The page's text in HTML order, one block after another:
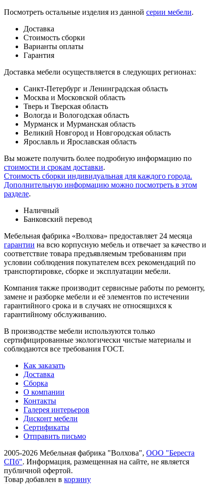
Посмотреть остальные изделия из данной серии мебели.
Доставка
Стоимость сборки
Варианты оплаты
Гарантия
Доставка мебели осуществляется в следующих регионах:
Санкт-Петербург и Ленинградская область
Москва и Московской область
Тверь и Тверская область
Вологда и Вологодская область
Мурманск и Мурманская область
Великий Новгород и Новгородская область
Ярославль и Ярославская область
Вы можете получить более подробную информацию по
стоимости и срокам доставки.
Стоимость сборки индивидуальная для каждого города.
Дополнительную информацию можно посмотреть в этом
разделе.
Наличный
Банковский перевод
Мебельная фабрика «Волхова» предоставляет 24 месяца
гарантии на всю корпусную мебель и отвечает за качество и
соответствие товара предъяв­ляе­мым требованиям при
условии соблюдения покупателем всех рекомендаций по
транспорти­ровке, сборке и эксплуатации мебели.
Компания также производит сервисные работы по ремонту,
замене и разборке мебели и её элементов по истечении
гарантийного срока и в случаях не относящихся к
гарантийному обслуживанию.
В производстве мебели используются только
сертифицированные экологически чистые материалы и
соблюдаются все требования ГОСТ.
Как заказать
Доставка
Сборка
О компании
Контакты
Галерея интерьеров
Дисконт мебели
Сертификаты
Отправить письмо
2005-2026 Мебельная фабрика "Волхова", ООО "Береста
СПб". Информация, размещенная на сайте, не является
публичной офертой.
Товар добавлен в корзину